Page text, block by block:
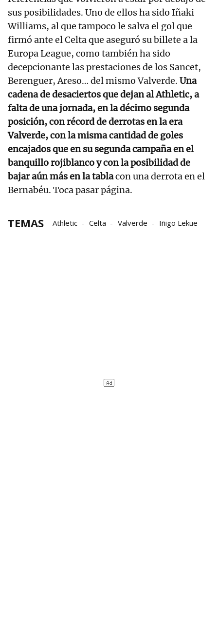
sus posibilidades. Uno de ellos ha sido Iñaki
Williams, al que tampoco le salva el gol que
firmó ante el Celta que aseguró su billete a la
Europa League, como también ha sido
decepcionante las prestaciones de los Sancet,
Berenguer, Areso… del mismo Valverde. Una
cadena de desaciertos que dejan al Athletic, a
falta de una jornada, en la décimo segunda
posición, con récord de derrotas en la era
Valverde,con la misma cantidad de goles
encajados que en su segunda campaña en el
banquillo rojiblanco y con la posibilidad de
bajar aún más en la tablacon una derrota en el
Bernabéu. Toca pasar página.
TEMAS Athletic Celta Valverde Iñigo Lekue